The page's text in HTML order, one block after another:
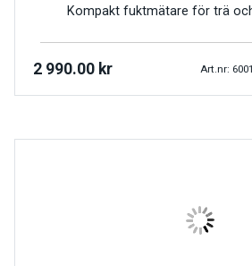
Kompakt fuktmätare för trä
2 990.00 kr Art.nr: